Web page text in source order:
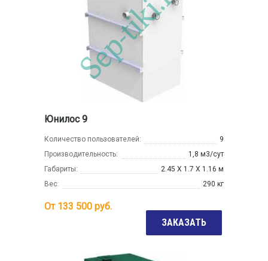
Юнилос 9
Количество пользователей:
9
Производительность:
1,8 м3/сут
Габариты:
2.45 Х 1.7 Х 1.16 м
Вес:
290 кг
От 133 500 руб.
ЗАКАЗАТЬ